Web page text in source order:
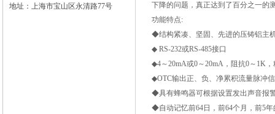
地址：上海市宝山区永清路77号
下降的问题，真正达到了百分之一的
功能特点:
◆结构紧凑、坚固、先进的压铸铝主
◆ RS-232或RS-485接口
◆4～20mA或0～20mA，阻抗0～1K，
◆OTC输出正、负、净累积流量脉冲
◆具有蜂鸣器可根据设置发出声音报
◆自动记忆前64日，前64个月，前5年